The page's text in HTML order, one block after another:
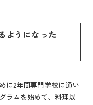
ようになった
に2年間専門学校に通い
ラムを始めて、料理以